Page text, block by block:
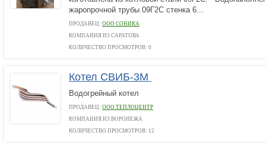
жаропрочной трубы 09Г2С стенка 6...
ПРОДАВЕЦ: ООО СОНИКА
КОМПАНИЯ ИЗ САРАТОВА
КОЛИЧЕСТВО ПРОСМОТРОВ: 0
Котел СВИБ-3М
Водогрейный котел
ПРОДАВЕЦ: ООО ТЕПЛОЦЕНТР
КОМПАНИЯ ИЗ ВОРОНЕЖА
КОЛИЧЕСТВО ПРОСМОТРОВ: 12